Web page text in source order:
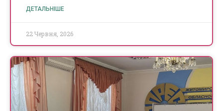
ДЕТАЛЬНІШЕ
22 Червня, 2026